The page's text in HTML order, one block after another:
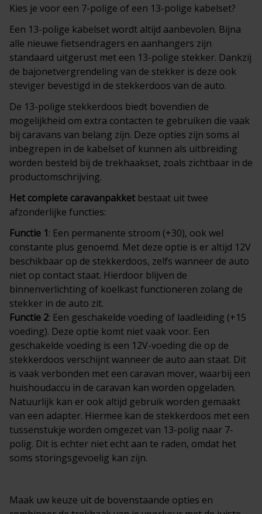
Kies je voor een 7-polige of een 13-polige kabelset?
Een 13-polige kabelset wordt altijd aanbevolen. Bijna
alle nieuwe fietsendragers en aanhangers zijn
standaard uitgerust met een 13-polige stekker. Dankzij
de bajonetvergrendeling van de stekker is deze ook
steviger bevestigd in de stekkerdoos van de auto.
De 13-polige stekkerdoos biedt bovendien de
mogelijkheid om extra contacten te gebruiken die vaak
bij caravans van belang zijn. Deze opties zijn soms al
inbegrepen in de kabelset of kunnen als uitbreiding
worden besteld bij de trekhaakset, zoals zichtbaar in de
productomschrijving.
Het complete caravanpakketbestaat uit twee
afzonderlijke functies:
Functie 1: Een permanente stroom (+30), ook wel
constante plus genoemd. Met deze optie is er altijd 12V
beschikbaar op de stekkerdoos, zelfs wanneer de auto
niet op contact staat. Hierdoor blijven de
binnenverlichting of koelkast functioneren zolang de
stekker in de auto zit.
Functie 2: Een geschakelde voeding of laadleiding (+15
voeding). Deze optie komt niet vaak voor. Een
geschakelde voeding is een 12V-voeding die op de
stekkerdoos verschijnt wanneer de auto aan staat. Dit
is vaak verbonden met een caravan mover, waarbij een
huishoudaccu in de caravan kan worden opgeladen.
Natuurlijk kan er ook altijd gebruik worden gemaakt
van een adapter. Hiermee kan de stekkerdoos met een
tussenstukje worden omgezet van 13-polig naar 7-
polig. Dit is echter niet echt aan te raden, omdat het
soms storingsgevoelig kan zijn.
Maak uw keuze uit de bovenstaande opties en